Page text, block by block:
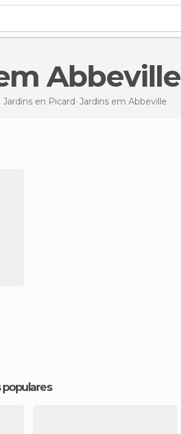
Abbeville
Jardins en Picard Jardins em Abbeville
populares